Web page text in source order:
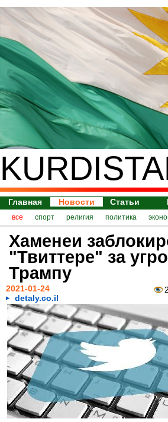
Главная Новости Статьи
все спорт религия политика
Хаменеи
"Твиттере" за
Трампу
2021-01-24
detaly.co.il